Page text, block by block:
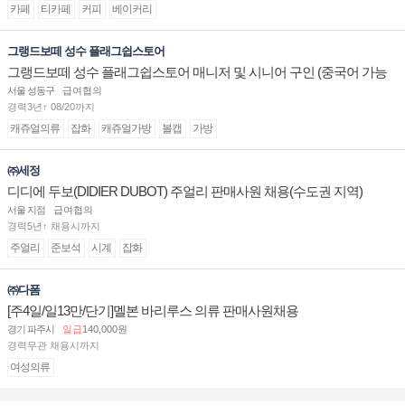
카페 티카페 커피 베이커리
그랭드보떼 성수 플래그쉽스토어
그랭드보떼 성수 플래그쉽스토어 매니저 및 시니어 구인 (중국어 가능
자)
서울 성동구
급여협의
경력3년↑ 08/20까지
캐쥬얼의류 잡화 캐쥬얼가방 볼캡 가방
㈜세정
디디에 두보(DIDIER DUBOT) 주얼리 판매사원 채용(수도권 지역)
서울 지점
급여협의
경력5년↑ 채용시까지
주얼리 준보석 시계 잡화
㈜다폼
[주4일/일13만/단기]멜본 바리루스 의류 판매사원채용
경기 파주시 일급140,000원
경력무관 채용시까지
여성의류